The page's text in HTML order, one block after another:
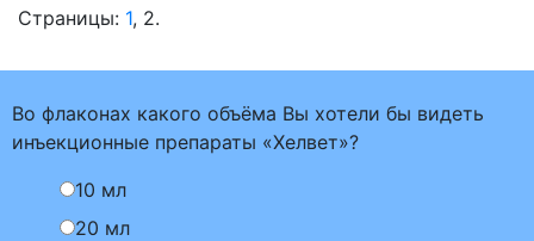
Страницы: 1, 2.
Во флаконах какого объёма Вы хотели бы видеть
инъекционные препараты «Хелвет»?
10 мл
20 мл